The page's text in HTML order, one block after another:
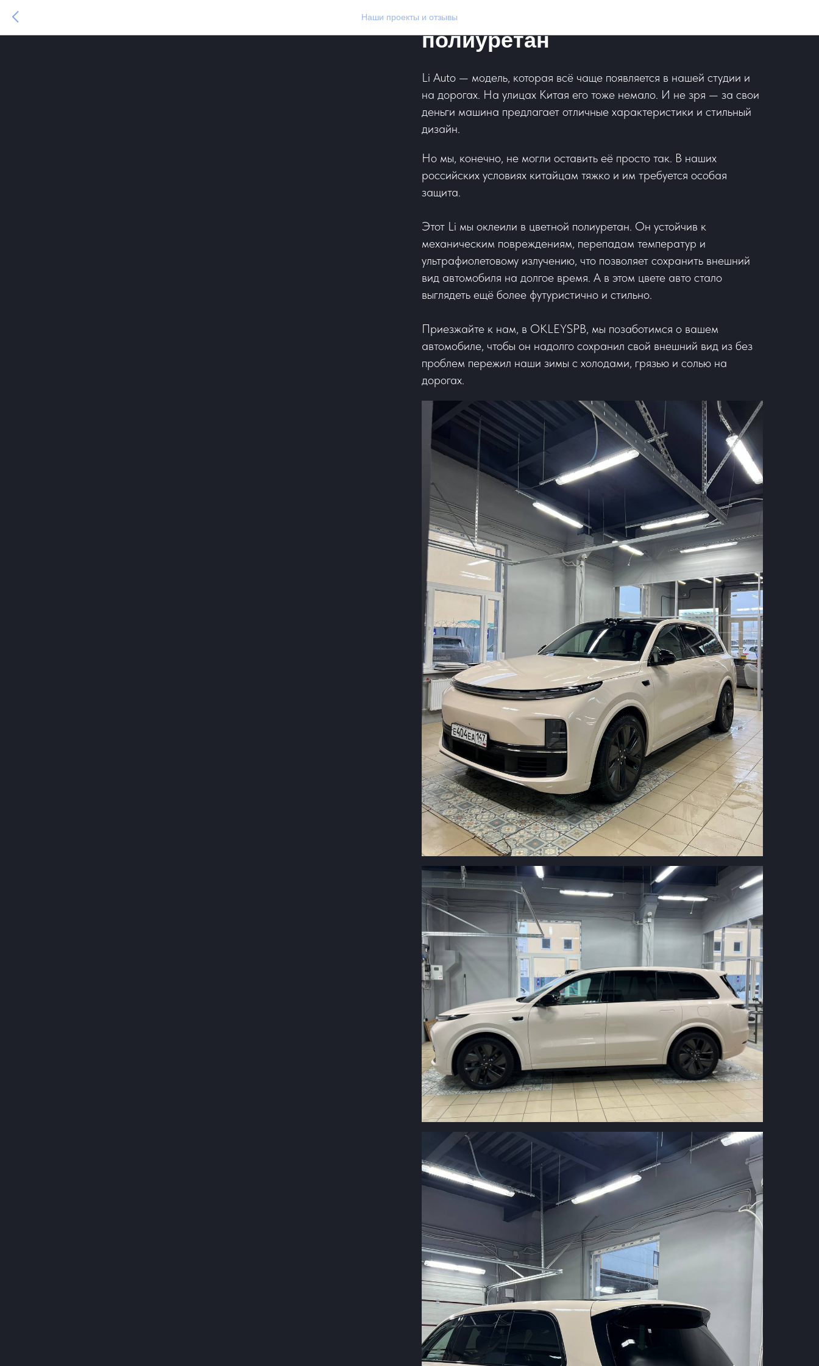
Наши проекты и отзывыОклейка Li Auto в цветной
полиуретан
Li Auto — модель, которая всё чаще появляется в нашей студии и
на дорогах. На улицах Китая его тоже немало. И не зря — за свои
деньги машина предлагает отличные характеристики и стильный
дизайн.
Но мы, конечно, не могли оставить её просто так. В наших
российских условиях китайцам тяжко и им требуется особая
защита.
Этот Li мы оклеили в цветной полиуретан. Он устойчив к
механическим повреждениям, перепадам температур и
ультрафиолетовому излучению, что позволяет сохранить внешний
вид автомобиля на долгое время. А в этом цвете авто стало
выглядеть ещё более футуристично и стильно.
Приезжайте к нам, в OKLEYSPB, мы позаботимся о вашем
автомобиле, чтобы он надолго сохранил свой внешний вид из без
проблем пережил наши зимы с холодами, грязью и солью на
дорогах.